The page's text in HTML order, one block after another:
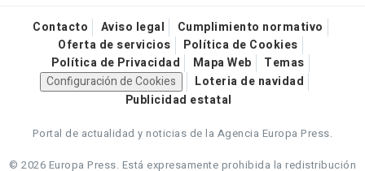
Contacto Aviso legal
Cumplimiento normativo
Oferta de servicios
Política de Cookies
Política de Privacidad
Mapa Web
Temas
Configuración de Cookies
Loteria de navidad
Publicidad estatal
Portal de actualidad y noticias de la Agencia Europa Press.
© 2026 Europa Press. Está expresamente prohibida la redistribución